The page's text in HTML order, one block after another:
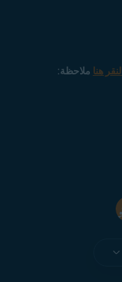
ملاحظة: النقر هنا